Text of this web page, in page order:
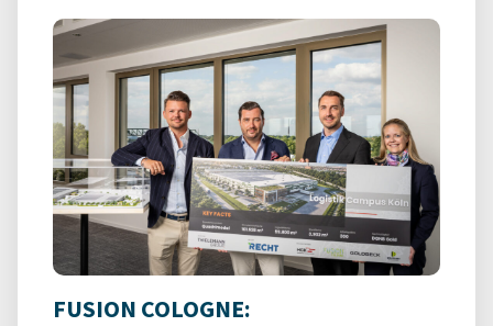
FUSION COLOGNE: